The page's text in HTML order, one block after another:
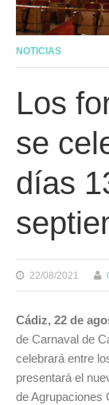
NOTICIAS
Los
se
días
22/08/2021
Cádiz, 22 de
de Carnaval de
celebrará entre
presentará el
de Agrupaciones